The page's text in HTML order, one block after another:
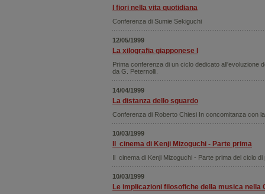
I fiori nella vita quotidiana
Conferenza di Sumie Sekiguchi
12/05/1999
La xilografia giapponese I
Prima conferenza di un ciclo dedicato all'evoluzione
da G. Peternolli.
14/04/1999
La distanza dello sguardo
Conferenza di Roberto Chiesi In concomitanza con
10/03/1999
Il cinema di Kenji Mizoguchi - Parte prima
Il cinema di Kenji Mizoguchi - Parte prima del ciclo di
10/03/1999
Le implicazioni filosofiche della musica nella